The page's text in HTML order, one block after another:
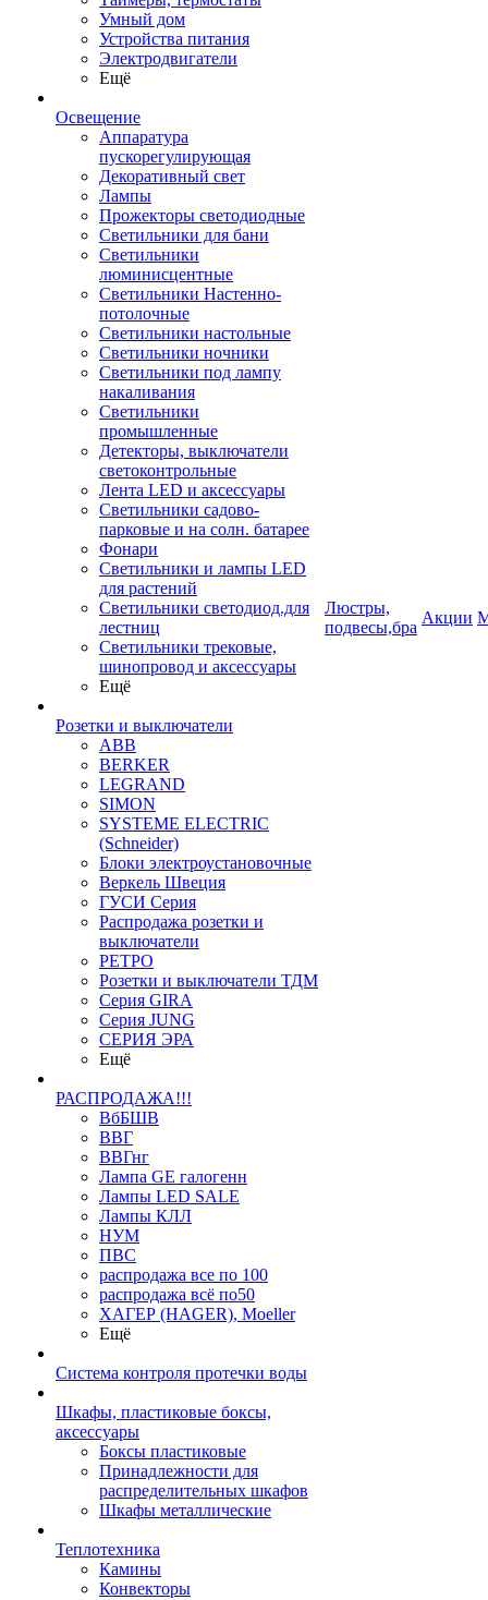
Умный дом
Устройства питания
Электродвигатели
Ещё
Освещение
Аппаратура
пускорегулирующая
Декоративный свет
Лампы
Прожекторы светодиодные
Светильники для бани
Светильники
люминисцентные
Светильники Настенно-
потолочные
Светильники настольные
Светильники ночники
Светильники под лампу
накаливания
Светильники
промышленные
Детекторы, выключатели
светоконтрольные
Лента LED и аксессуары
Светильники садово-
парковые и на солн. батарее
Фонари
Светильники и лампы LED
для растений
Светильники светодиод.для
лестниц
Светильники трековые,
шинопровод и аксессуары
Ещё
Розетки и выключатели
ABB
BERKER
LEGRAND
SIMON
SYSTEME ELECTRIC
(Schneider)
Блоки электроустановочные
Веркель Швеция
ГУСИ Серия
Распродажа розетки и
выключатели
РЕТРО
Розетки и выключатели ТДМ
Серия GIRA
Серия JUNG
СЕРИЯ ЭРА
Ещё
РАСПРОДАЖА!!!
ВбБШВ
ВВГ
ВВГнг
Лампа GE галогенн
Лампы LED SALE
Лампы КЛЛ
НУМ
ПВС
распродажа все по 100
распродажа всё по50
ХАГЕР (HAGER), Moeller
Ещё
Система контроля протечки воды
Шкафы, пластиковые боксы,
аксессуары
Боксы пластиковые
Принадлежности для
распределительных шкафов
Шкафы металлические
Теплотехника
Камины
Конвекторы
Люстры,
подвесы,бра
Акции